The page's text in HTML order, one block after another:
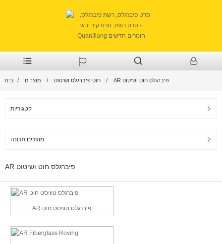
בַּיִת מוצרים חוט פיברגלס ושיטוט AR פיברגלס חוט ושיטוט
קטגוריות
מוצרים תכונה
AR פיברגלס חוט ושיטוט
AR פיברגלס טוויסט חוט